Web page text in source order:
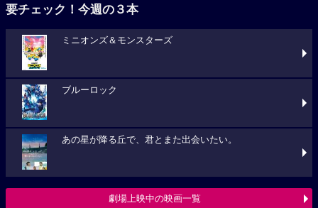
要チェック！今週の３本
ミニオンズ＆モンスターズ
ブルーロック
あの星が降る丘で、君とまた出会いたい。
劇場上映中の映画一覧